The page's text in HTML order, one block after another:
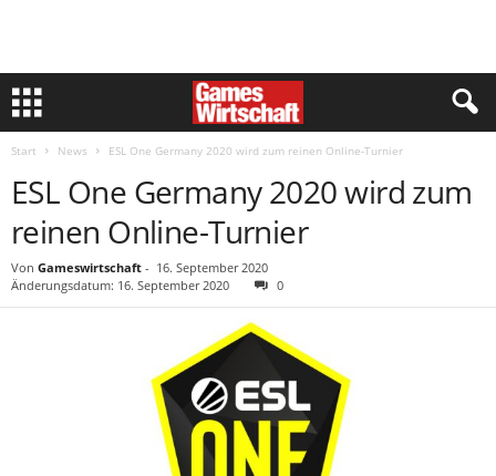
Start News ESL One Germany 2020 wird zum reinen Online-Turnier
ESL One Germany 2020 wird zum
reinen Online-Turnier
Von Gameswirtschaft - 16. September 2020
Änderungsdatum: 16. September 2020
0